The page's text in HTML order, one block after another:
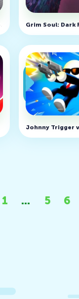
(MOD, много денег)
Grim Soul: Dark
Johnny Trigger
1 ... 5 6